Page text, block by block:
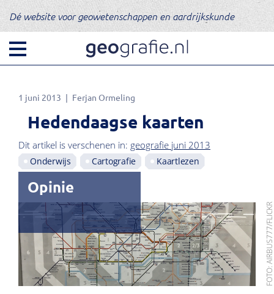
Dé website voor geowetenschappen en aardrijkskunde
1 juni 2013 Ferjan Ormeling
Hedendaagse kaarten
Dit artikel is verschenen in: geografie juni 2013
Onderwijs Cartografie Kaartlezen
Opinie
FOTO: AIRBUS777/FLICKR